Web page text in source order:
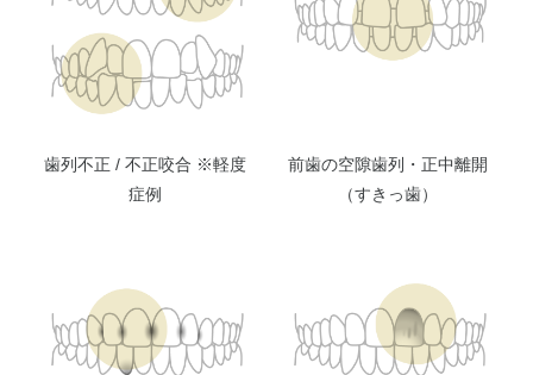
歯列不正 / 不正咬合 ※軽度
症例
前歯の空隙歯列・正中離開
（すきっ歯）